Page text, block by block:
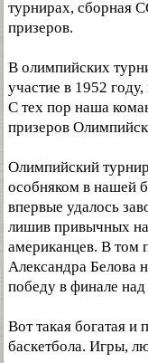
турнирах, сборная
призеров.
В олимпийских
участие в 1952
С тех пор наша
призеров
Олимпийский
особняком в нашей
впервые удалось
лишив привычных
американцев. В
Александра Белова
победу в финале
Вот такая богатая и
баскетбола. Игры,